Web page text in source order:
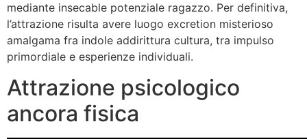
mediante insecable potenziale ragazzo. Per definitiva,
l’attrazione risulta avere luogo excretion misterioso
amalgama fra indole addirittura cultura, tra impulso
primordiale e esperienze individuali.
Attrazione psicologico
ancora fisica